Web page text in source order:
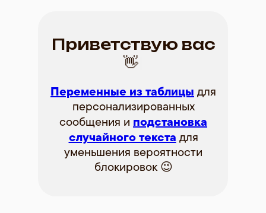
Приветствую вас
👋
Переменные из таблицыдля
персонализированных
сообщения и подстановка
случайного текстадля
уменьшения вероятности
блокировок 😉